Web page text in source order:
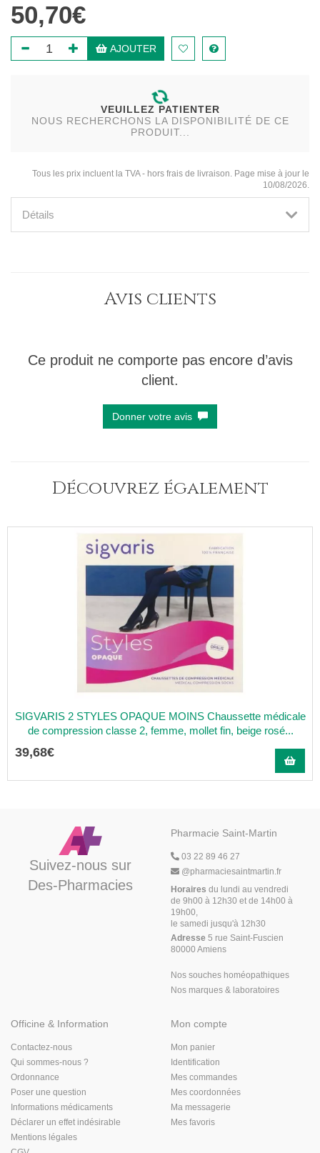
50,70€
AJOUTER
VEUILLEZ PATIENTER
NOUS RECHERCHONS LA DISPONIBILITÉ DE CE
PRODUIT...
Tous les prix incluent la TVA - hors frais de livraison. Page mise à jour le
10/08/2026.
Détails
Avis clients
Ce produit ne comporte pas encore d’avis
client.
Donner votre avis
Découvrez également
SIGVARIS 2 STYLES OPAQUE MOINS Chaussette médicale
de compression classe 2, femme, mollet fin, beige rosé...
39,68€
Suivez-nous sur
Des-Pharmacies
Pharmacie Saint-Martin
03 22 89 46 27
@pharmaciesaintmartin.fr
Horaires du lundi au vendredi
de 9h00 à 12h30 et de 14h00 à
19h00,
le samedi jusqu'à 12h30
Adresse 5 rue Saint-Fuscien
80000 Amiens
Nos souches homéopathiques
Nos marques & laboratoires
Officine & Information
Contactez-nous
Qui sommes-nous ?
Ordonnance
Poser une question
Informations médicaments
Déclarer un effet indésirable
Mentions légales
Mon compte
Mon panier
Identification
Mes commandes
Mes coordonnées
Ma messagerie
Mes favoris